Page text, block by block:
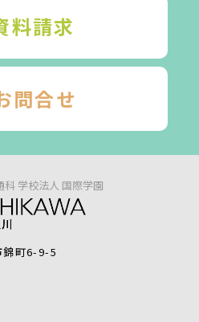
料請求
問合せ
学校法人 国際学園
町6-9-5